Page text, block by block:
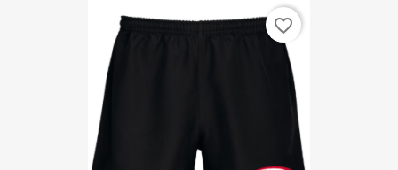
favorite_border